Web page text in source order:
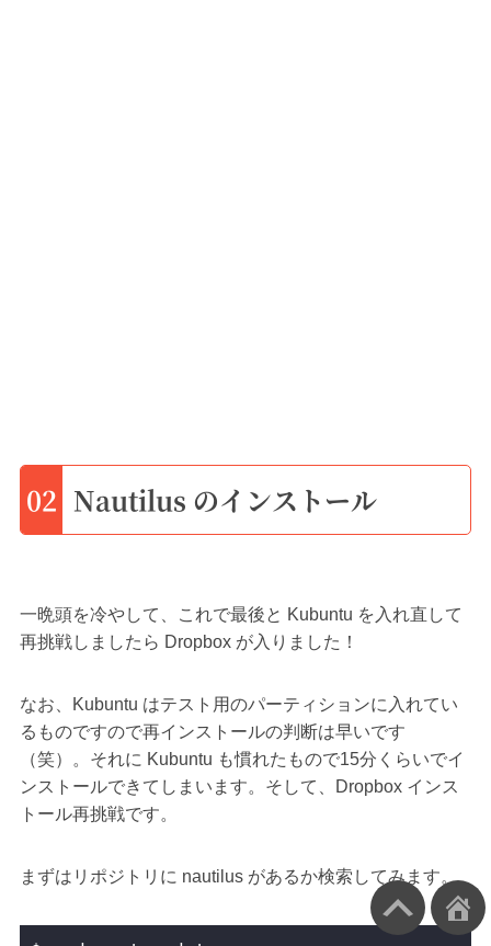
02 Nautilus のインストール
一晩頭を冷やして、これで最後と Kubuntu を入れ直して
再挑戦しましたら Dropbox が入りました！
なお、Kubuntu はテスト用のパーティションに入れてい
るものですので再インストールの判断は早いです
（笑）。それに Kubuntu も慣れたもので15分くらいでイ
ンストールできてしまいます。そして、Dropbox インス
トール再挑戦です。
まずはリポジトリに nautilus があるか検索してみます。